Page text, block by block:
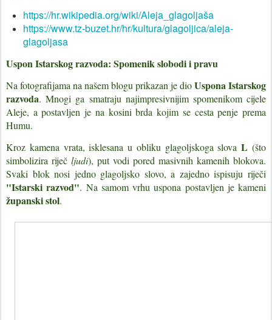
https://hr.wikipedia.org/wiki/Aleja_glagoljaša
https://www.tz-buzet.hr/hr/kultura/glagoljica/aleja-
glagoljasa
Uspon Istarskog razvoda: Spomenik slobodi i pravu
Na fotografijama na našem blogu prikazan je dioUspona Istarskog
razvoda. Mnogi ga smatraju najimpresivnijim spomenikom cijele
Aleje, a postavljen je na kosini brda kojim se cesta penje prema
Humu.
Kroz kamena vrata, isklesana u obliku glagoljskoga slovaL (što
simbolizira riječ ljudi), put vodi pored masivnih kamenih blokova.
Svaki blok nosi jedno glagoljsko slovo, a zajedno ispisuju riječi
"Istarski razvod". Na samom vrhu uspona postavljen je kameni
županski stol.